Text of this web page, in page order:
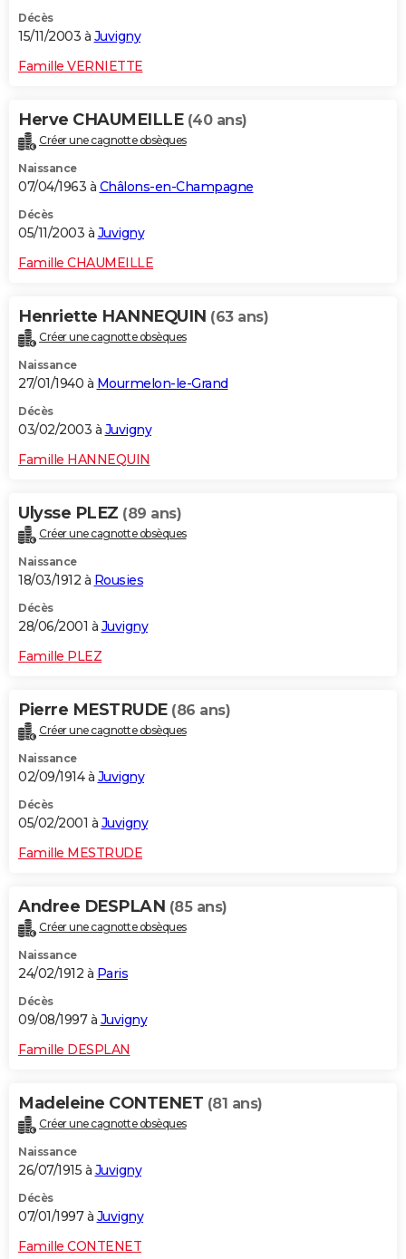
Décès
15/11/2003 à Juvigny
Famille VERNIETTE
Herve CHAUMEILLE (40 ans)
Créer une cagnotte obsèques
Naissance
07/04/1963 à Châlons-en-Champagne
Décès
05/11/2003 à Juvigny
Famille CHAUMEILLE
Henriette HANNEQUIN (63 ans)
Créer une cagnotte obsèques
Naissance
27/01/1940 à Mourmelon-le-Grand
Décès
03/02/2003 à Juvigny
Famille HANNEQUIN
Ulysse PLEZ (89 ans)
Créer une cagnotte obsèques
Naissance
18/03/1912 à Rousies
Décès
28/06/2001 à Juvigny
Famille PLEZ
Pierre MESTRUDE (86 ans)
Créer une cagnotte obsèques
Naissance
02/09/1914 à Juvigny
Décès
05/02/2001 à Juvigny
Famille MESTRUDE
Andree DESPLAN (85 ans)
Créer une cagnotte obsèques
Naissance
24/02/1912 à Paris
Décès
09/08/1997 à Juvigny
Famille DESPLAN
Madeleine CONTENET (81 ans)
Créer une cagnotte obsèques
Naissance
26/07/1915 à Juvigny
Décès
07/01/1997 à Juvigny
Famille CONTENET